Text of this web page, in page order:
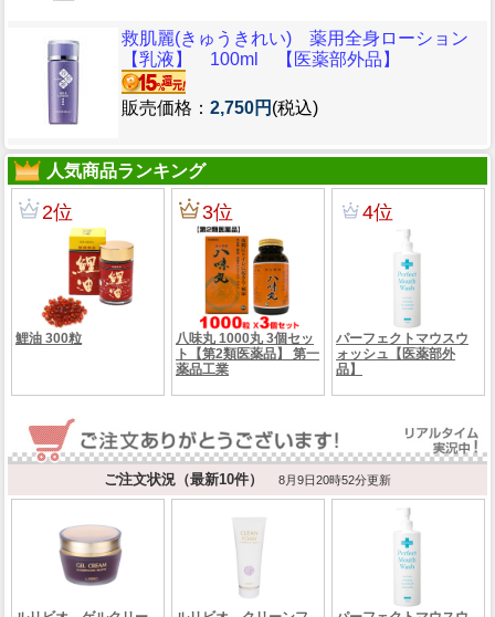
救肌麗(きゅうきれい) 薬用全身ローション
【乳液】 100ml 【医薬部外品】
販売価格： 2,750円 (税込)
人気商品ランキング